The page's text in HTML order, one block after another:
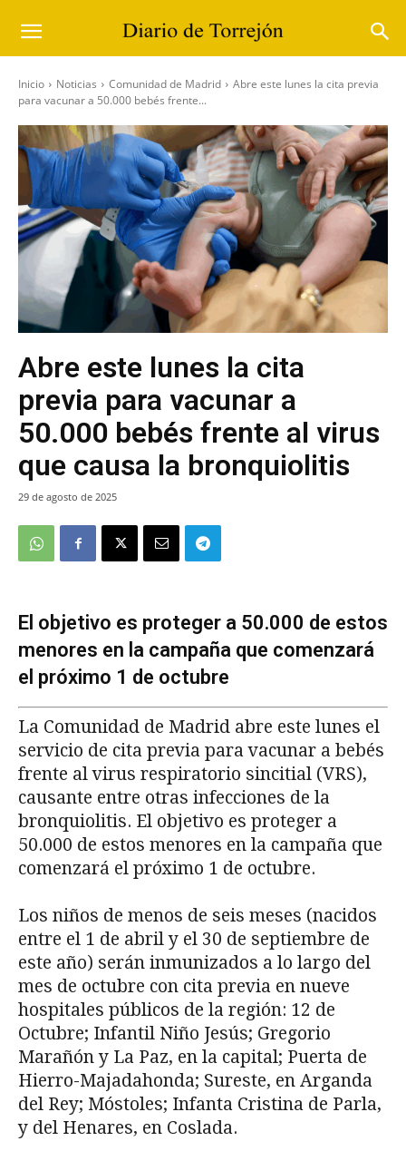
Inicio Noticias Comunidad de Madrid
Abre este lunes la cita previa
para vacunar a 50.000 bebés frente...
Abre este lunes la cita
previa para vacunar a
50.000 bebés frente al virus
que causa la bronquiolitis
29 de agosto de 2025
El objetivo es proteger a 50.000 de estos
menores en la campaña que comenzará
el próximo 1 de octubre
La Comunidad de Madrid abre este lunes el
servicio de cita previa para vacunar a bebés
frente al virus respiratorio sincitial (VRS),
causante entre otras infecciones de la
bronquiolitis. El objetivo es proteger a
50.000 de estos menores en la campaña que
comenzará el próximo 1 de octubre.
Los niños de menos de seis meses (nacidos
entre el 1 de abril y el 30 de septiembre de
este año) serán inmunizados a lo largo del
mes de octubre con cita previa en nueve
hospitales públicos de la región: 12 de
Octubre; Infantil Niño Jesús; Gregorio
Marañón y La Paz, en la capital; Puerta de
Hierro-Majadahonda; Sureste, en Arganda
del Rey; Móstoles; Infanta Cristina de Parla,
y del Henares, en Coslada.